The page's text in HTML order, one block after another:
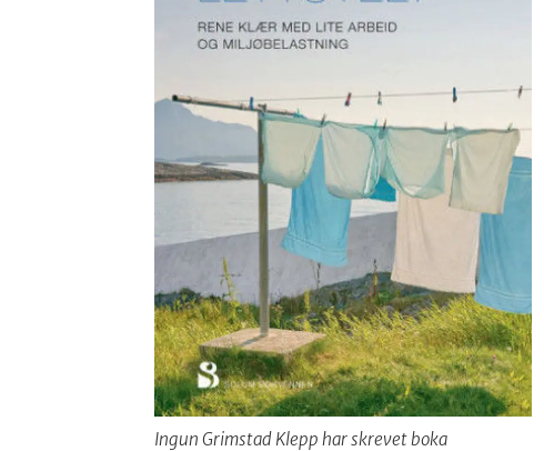
Ingun Grimstad Klepp har skrevet boka